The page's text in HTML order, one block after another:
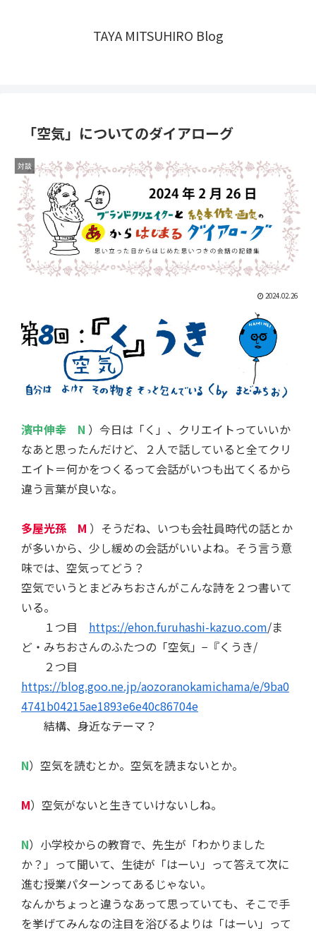
TAYA MITSUHIRO Blog
「空気」についてのダイアローグ
対談
2024.02.26
濱中伸幸 N ）今日は「く」、クリエイトっていいか
なあと思ったんだけど、２人で話していると全てクリ
エイト＝何かをつくるって会話がいつも出てくるから
違う言葉が良いな。
多屋光孫 M ）そうだね、いつも会社員時代の話とか
が多いから、少し緩めの会話がいいよね。そう言う意
味では、空気ってどう？
空気でいうとまどみちおさんがこんな詩を２つ書いて
いる。
１つ目 https://ehon.furuhashi-kazuo.com/ま
ど・みちおさんのふたつの「空気」−『くうき/
２つ目
https://blog.goo.ne.jp/aozoranokamichama/e/9ba0
4741b04215ae1893e6e40c86704e
結構、身近なテーマ？
N）空気を読むとか。空気を読まないとか。
M）空気がないと生きていけないしね。
N）小学校からの教育で、先生が「わかりました
か？」って聞いて、生徒が「はーい」って答えて次に
進む授業パターンってあるじゃない。
なんかちょっと違うなあって思っていても、そこで手
を挙げてみんなの注目を浴びるよりは「はーい」って